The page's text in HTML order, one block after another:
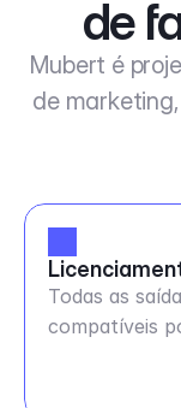
de
Mubert é
de
Todas as
compatíveis